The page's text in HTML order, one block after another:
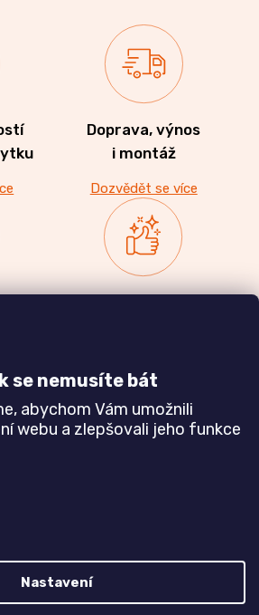
se nemusíte bát
abychom Vám umožnili
webu a zlepšovali jeho funkce
Nastavení
Doprava, výnos
i montáž
Dozvědět se více
Dozvědět se více